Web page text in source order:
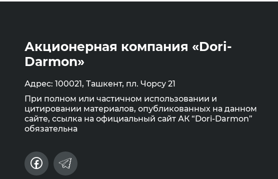
Акционерная компания «Dori-
Darmon»
Адрес: 100021, Ташкент, пл. Чорсу 21
При полном или частичном использовании и
цитировании материалов, опубликованных на данном
сайте, ссылка на официальный сайт АК “Dori-Darmon”
обязательна